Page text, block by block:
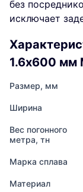
без
исключает
1.6x600 мм
Размер, мм
Ширина
Вес погонного
метра, тн
Марка сплава
Материал